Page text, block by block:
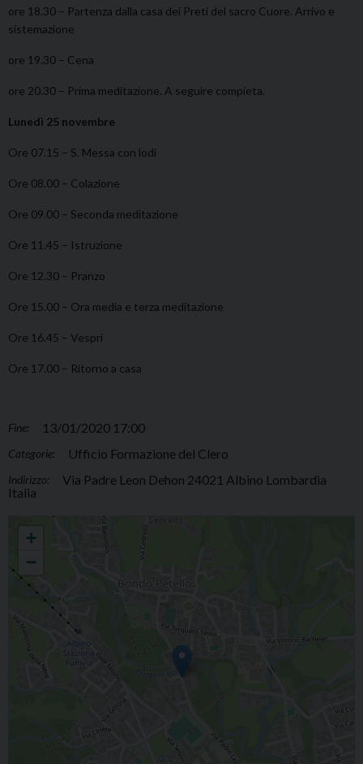
ore 18.30 – Partenza dalla casa dei Preti del sacro Cuore. Arrivo e
sistemazione
ore 19.30 – Cena
ore 20.30 – Prima meditazione. A seguire compieta.
Lunedì 25 novembre
Ore 07.15 – S. Messa con lodi
Ore 08.00 – Colazione
Ore 09.00 – Seconda meditazione
Ore 11.45 – Istruzione
Ore 12.30 – Pranzo
Ore 15.00 – Ora media e terza meditazione
Ore 16.45 – Vespri
Ore 17.00 – Ritorno a casa
Fine: 13/01/2020 17:00
Categorie: Ufficio Formazione del Clero
Indirizzo:
Via Padre Leon Dehon 24021 Albino Lombardia
Italia
Secondo ritiro del clero organizzato dalla Comunità Missionaria dei Preti del
Sacro Cuore
+
−